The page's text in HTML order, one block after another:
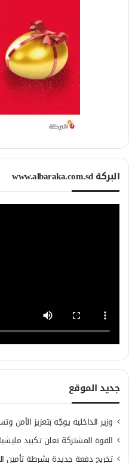
البركة www.albaraka.com.sd
جديد الموقع
وزير الداخلية يوجّه بتعزيز
القوة المشتركة تعلن تكبيد
تخريج دفعة جديدة بشرطة تأمين